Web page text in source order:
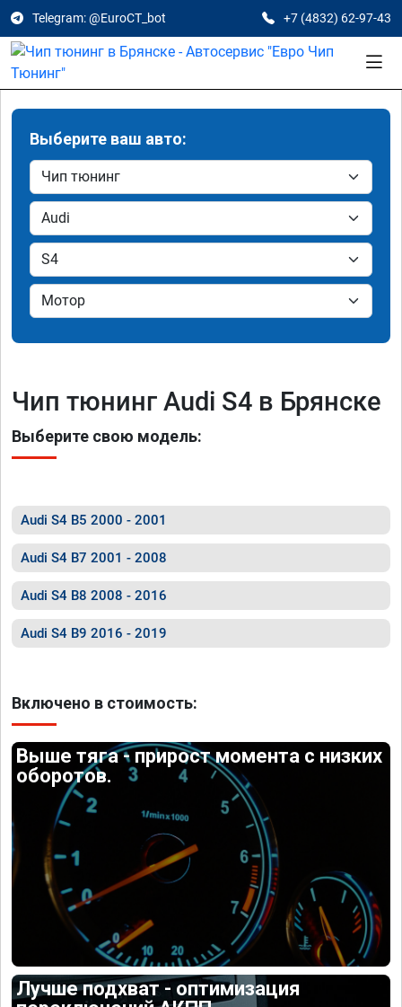
Telegram: @EuroCT_bot +7 (4832) 62-97-43
Выберите ваш авто:
Чип тюнинг Audi S4 в Брянске
Выберите свою модель:
Audi S4 B5 2000 - 2001
Audi S4 B7 2001 - 2008
Audi S4 B8 2008 - 2016
Audi S4 B9 2016 - 2019
Включено в стоимость:
Выше тяга - прирост момента с низких
оборотов.
Лучше подхват - оптимизация